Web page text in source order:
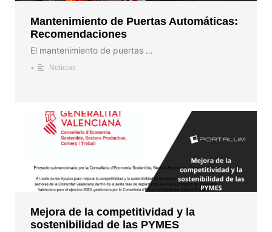
Mantenimiento de Puertas Automáticas:
Recomendaciones
El mantenimiento de puertas …
• Noticias
Mejora de la competitividad y la
sostenibilidad de las PYMES